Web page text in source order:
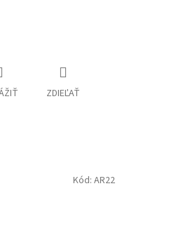
ZDIEĽAŤ
Kód: AR22